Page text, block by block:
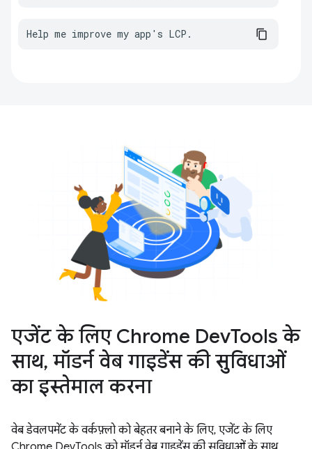
Help me improve my app's LCP.
एजेंट के लिए Chrome DevTools के
साथ, मॉडर्न वेब गाइडेंस की सुविधाओं
का इस्तेमाल करना
वेब डेवलपमेंट के वर्कफ़्लो को बेहतर बनाने के लिए, एजेंट के लिए